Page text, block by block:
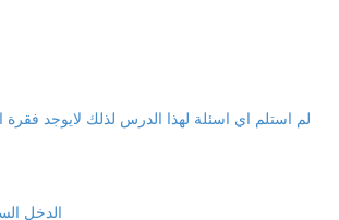
لم استلم اي اسئلة لهذا الدرس لذلك لايوجد
الدخل